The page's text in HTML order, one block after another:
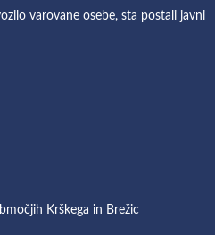
varovane osebe, sta postali javni
Krškega in Brežic